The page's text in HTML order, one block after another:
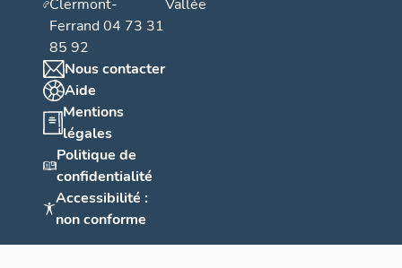
Clermont-
Ferrand 04 73 31
85 92
Nous contacter
Aide
Mentions
légales
Politique de
confidentialité
Accessibilité :
non conforme
Vallée